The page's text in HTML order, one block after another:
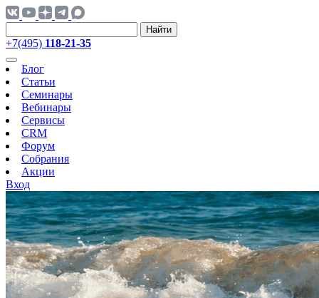
Найти
+7(495) 118-21-35
Блог
Статьи
Семинары
Вебинары
Сервисы
CRM
Форум
Собрания
Акции
Вход